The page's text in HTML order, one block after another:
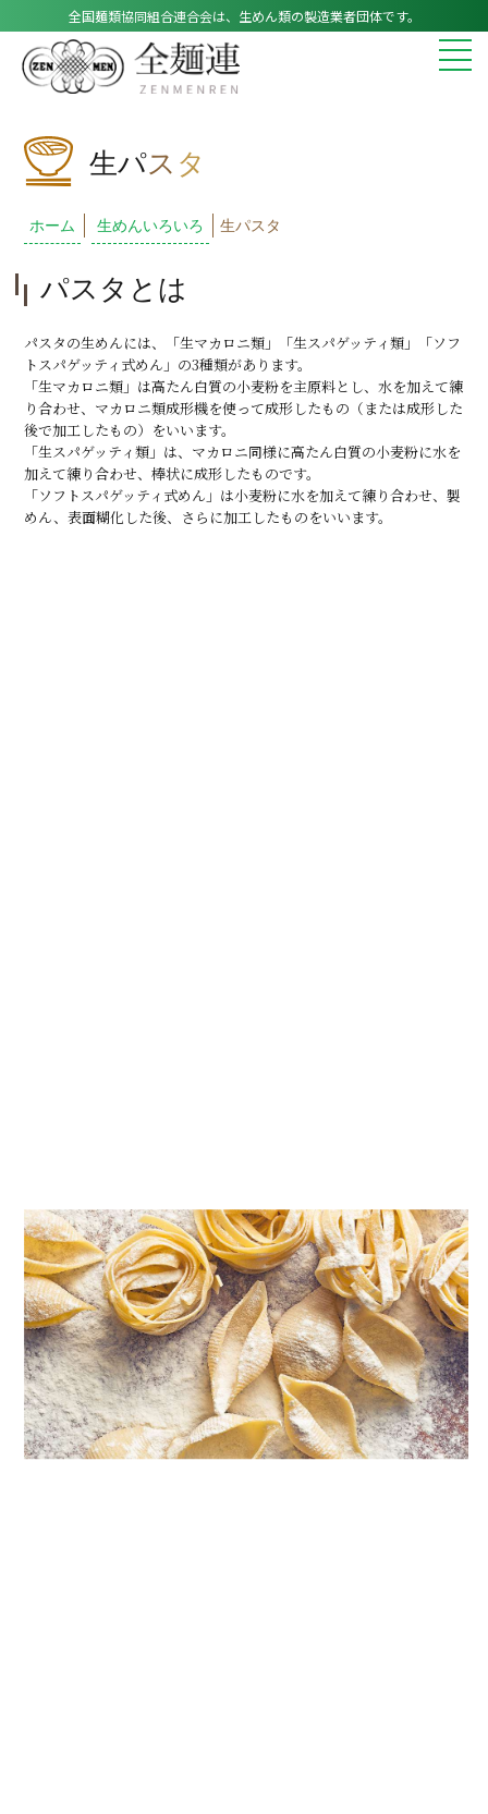
全国麺類協同組合連合会は、生めん類の製造業者団体です。
生パス タ
ホーム 生めんいろいろ 生パスタ
パスタとは
パスタの生めんには、「生マカロニ類」「生スパゲッティ類」「ソフ
トスパゲッティ式めん」の3種類があります。
「生マカロニ類」は高たん白質の小麦粉を主原料とし、水を加えて練
り合わせ、マカロニ類成形機を使って成形したもの（または成形した
後で加工したもの）をいいます。
「生スパゲッティ類」は、マカロニ同様に高たん白質の小麦粉に水を
加えて練り合わせ、棒状に成形したものです。
「ソフトスパゲッティ式めん」は小麦粉に水を加えて練り合わせ、製
めん、表面糊化した後、さらに加工したものをいいます。